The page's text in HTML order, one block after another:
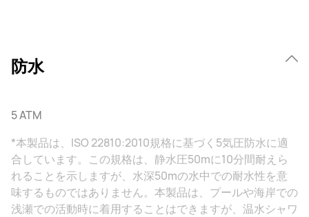
防水
5 ATM
*本製品は、ISO 22810:2010規格に基づく5気圧防水に適
合しています。この規格は、静水圧50mに10分間耐えら
れることを示しますが、水深50mの水中での耐水性を意
味するものではありません。本製品は、プールや海岸での
浅瀬での活動時に着用することはできますが、温水シャワ